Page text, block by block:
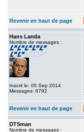
Revenir en haut de page
Hans Landa
Nombre de messages :
Inscrit le: 05 Sep 2014
Messages: 6792
Revenir en haut de page
DTSman
Nombre de messages :